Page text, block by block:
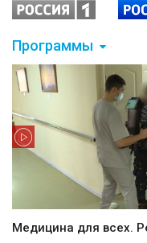
Программы
Медицина для всех.